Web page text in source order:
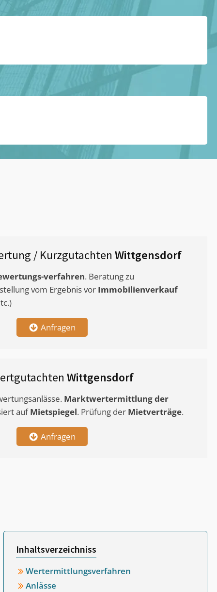
/ Kurzgutachten Wittgensdorf
verfahren. Beratung zu
vom Ergebnis vor Immobilienverkauf
Anfragen
Wittgensdorf
Marktwertermittlungder
aufMietspiegel. Prüfung der Mietverträge.
Anfragen
Inhaltsverzeichniss
Wertermittlungsverfahren
Anlässe